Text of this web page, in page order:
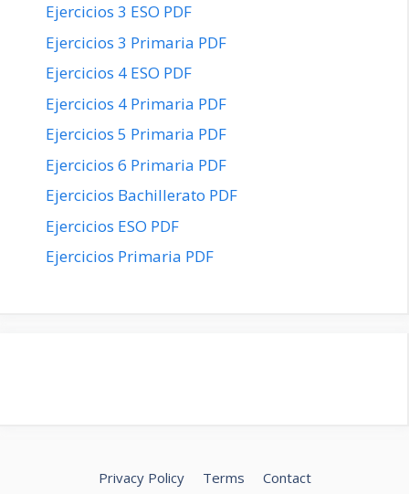
Ejercicios 3 ESO PDF
Ejercicios 3 Primaria PDF
Ejercicios 4 ESO PDF
Ejercicios 4 Primaria PDF
Ejercicios 5 Primaria PDF
Ejercicios 6 Primaria PDF
Ejercicios Bachillerato PDF
Ejercicios ESO PDF
Ejercicios Primaria PDF
Privacy Policy Terms Contact